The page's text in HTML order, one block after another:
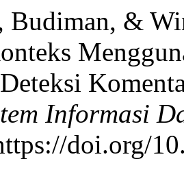
Budiman, &
Informasi
doi.org/